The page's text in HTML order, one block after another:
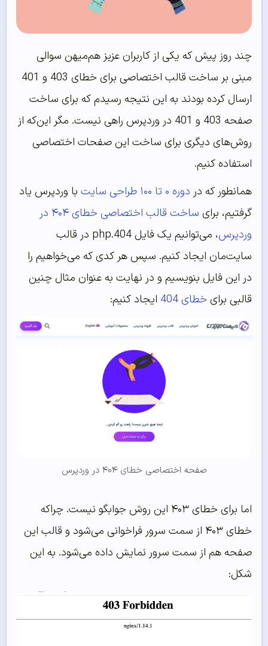
چند روز پیش که یکی از کاربران عزیز هم‌میهن سوالی
مبنی بر ساخت قالب اختصاصی برای خطای 403 و 401
ارسال کرده بودند به این نتیجه رسیدم که برای ساخت
صفحه 403 و 401 در وردپرس راهی نیست. مگر این‌که از
روش‌های دیگری برای ساخت این صفحات اختصاصی
استفاده کنیم.
همانطور که در دوره ۰ تا ۱۰۰ طراحی سایت
با وردپرس یاد
گرفتیم، برای
ساخت قالب اختصاصی خطای ۴۰۴ در
وردپرس
، می‌توانیم یک فایل 404.php در قالب
سایت‌مان ایجاد کنیم. سپس هر کدی که می‌خواهیم را
در این فایل بنویسیم و در نهایت به عنوان مثال چنین
قالبی برای خطای 404 ایجاد کنیم:
صفحه اختصاصی خطای ۴۰۴ در وردپرس
اما برای خطای ۴۰۳ این روش جوابگو نیست. چرا‌که
خطای ۴۰۳ از سمت سرور فراخوانی می‌شود و قالب این
صفحه هم از سمت سرور نمایش داده می‌شود. به این
شکل: